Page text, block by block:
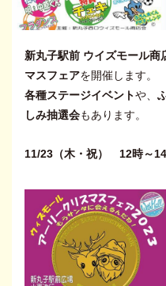
新丸子駅前 ウイズモール商
マスフェアを開催します。
各種ステージイベントや、
しみ抽選会もあります。
11/23（木・祝） 12時～